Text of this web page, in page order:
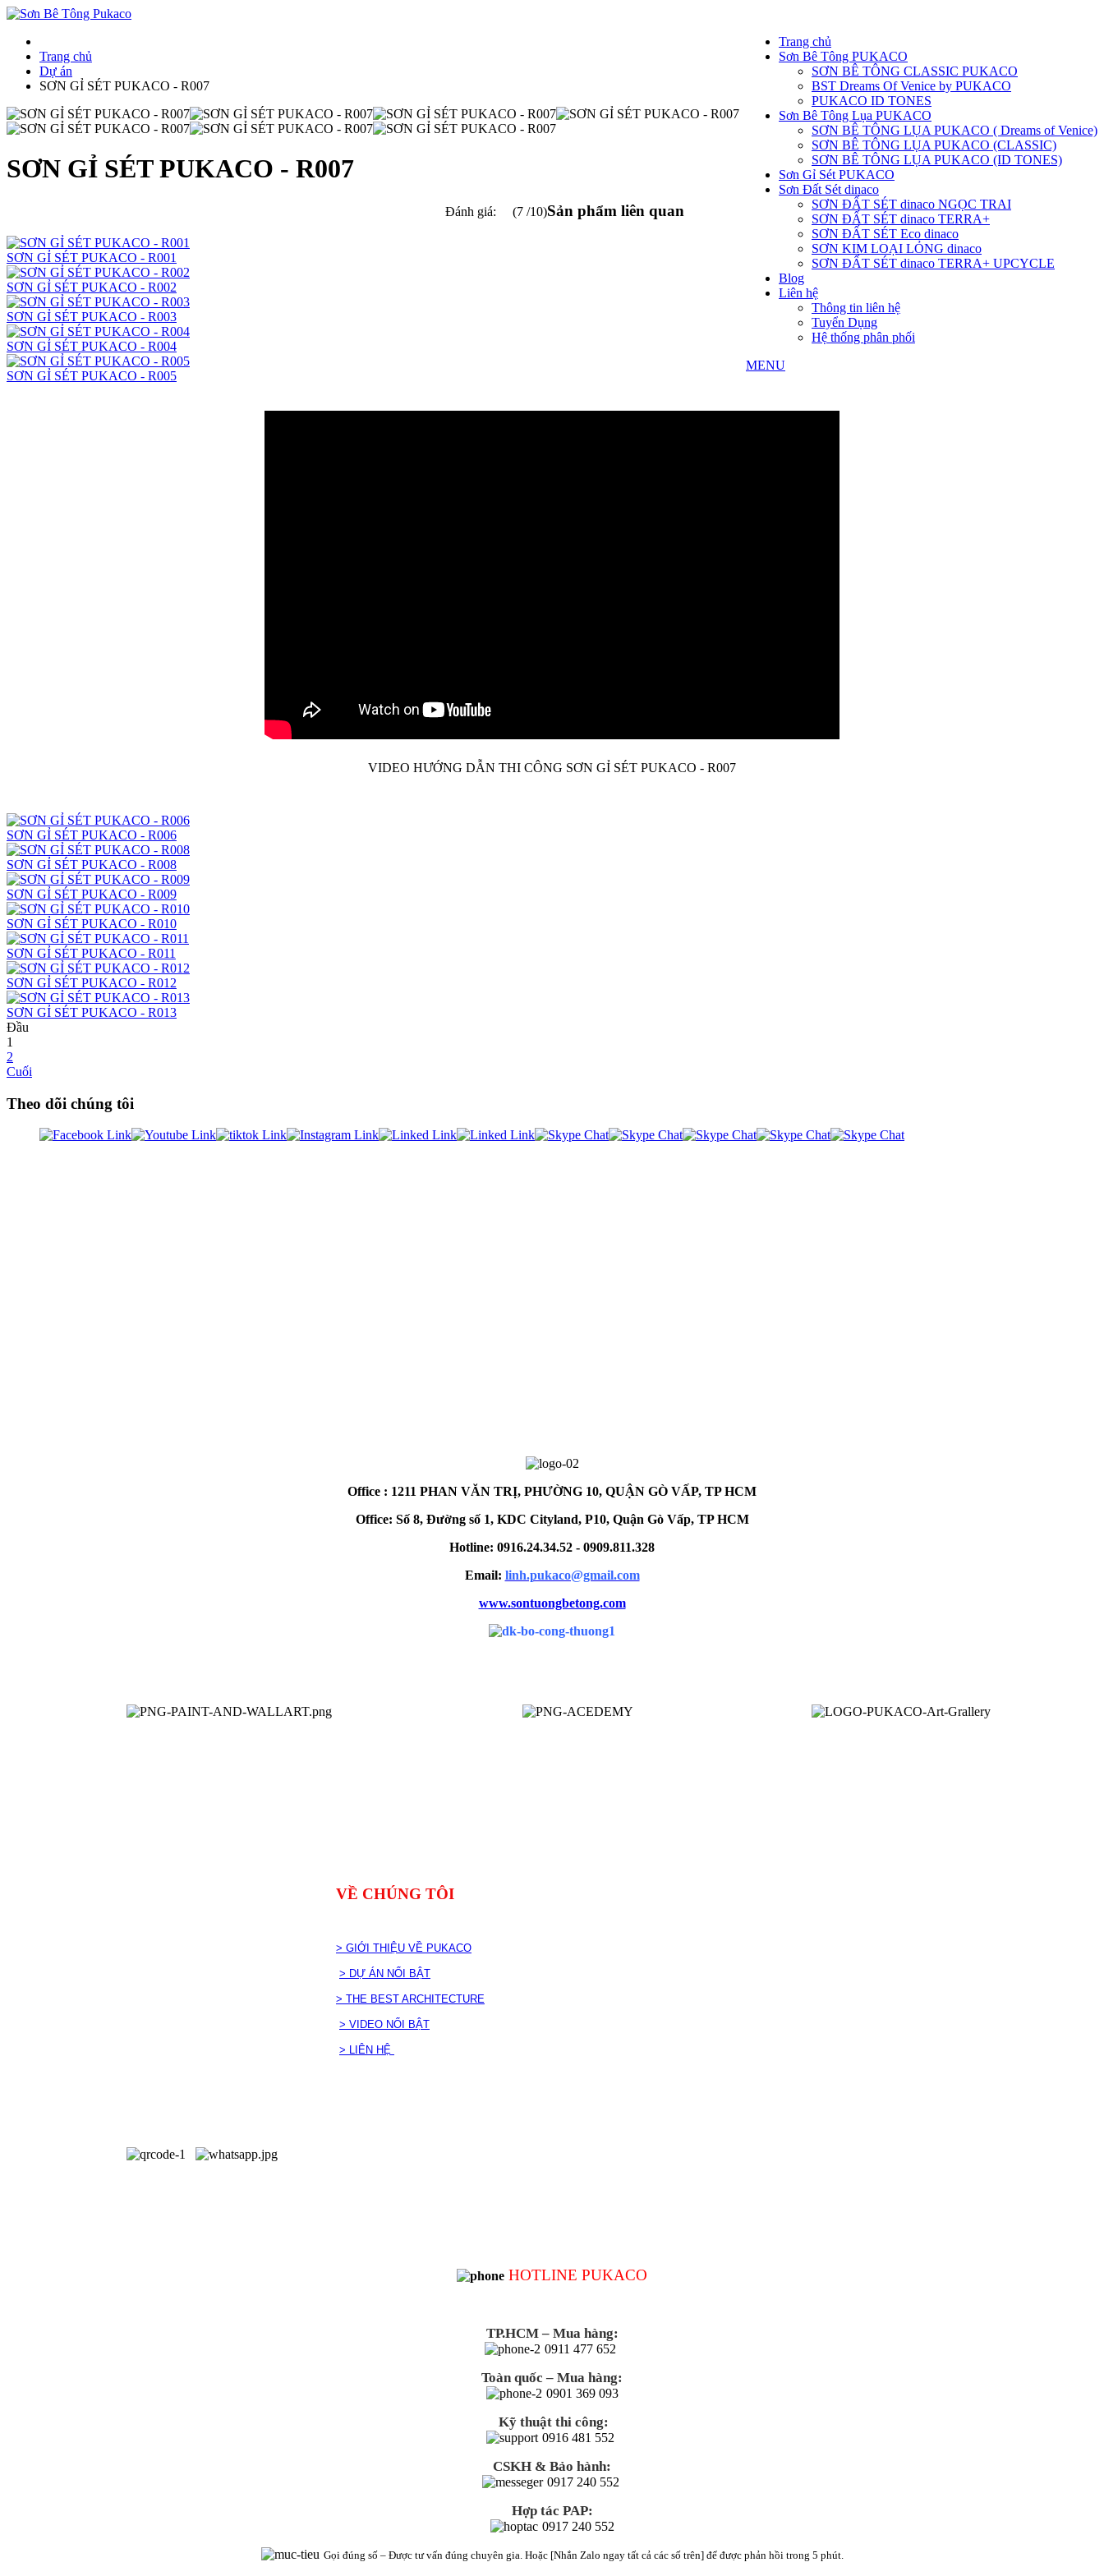
Trang chủ
Sơn Bê Tông PUKACO
SƠN BÊ TÔNG CLASSIC PUKACO
BST Dreams Of Venice by PUKACO
PUKACO ID TONES
Sơn Bê Tông Lụa PUKACO
SƠN BÊ TÔNG LỤA PUKACO ( Dreams of Venice)
SƠN BÊ TÔNG LỤA PUKACO (CLASSIC)
SƠN BÊ TÔNG LỤA PUKACO (ID TONES)
Sơn Gỉ Sét PUKACO
Sơn Đất Sét dinaco
SƠN ĐẤT SÉT dinaco NGỌC TRAI
SƠN ĐẤT SÉT dinaco TERRA+
SƠN ĐẤT SÉT Eco dinaco
SƠN KIM LOẠI LỎNG dinaco
SƠN ĐẤT SÉT dinaco TERRA+ UPCYCLE
Blog
Liên hệ
Thông tin liên hệ
Tuyển Dụng
Hệ thống phân phối
MENU
Trang chủ
Dự án
SƠN GỈ SÉT PUKACO - R007
SƠN GỈ SÉT PUKACO - R007
Đánh giá: (7 /10)
VIDEO HƯỚNG DẪN THI CÔNG SƠN GỈ SÉT PUKACO - R007
Sản phẩm liên quan
SƠN GỈ SÉT PUKACO - R001
SƠN GỈ SÉT PUKACO - R002
SƠN GỈ SÉT PUKACO - R003
SƠN GỈ SÉT PUKACO - R004
SƠN GỈ SÉT PUKACO - R005
SƠN GỈ SÉT PUKACO - R006
SƠN GỈ SÉT PUKACO - R008
SƠN GỈ SÉT PUKACO - R009
SƠN GỈ SÉT PUKACO - R010
SƠN GỈ SÉT PUKACO - R011
SƠN GỈ SÉT PUKACO - R012
SƠN GỈ SÉT PUKACO - R013
Đầu
1
2
Cuối
Theo dõi chúng tôi
Office : 1211 PHAN VĂN TRỊ, PHƯỜNG 10, QUẬN GÒ VẤP, TP HCM
Office: Số 8, Đường số 1, KDC Cityland, P10, Quận Gò Vấp, TP HCM
Hotline: 0916.24.34.52 - 0909.811.328
Email: linh.pukaco@gmail.com
www.sontuongbetong.com
VỀ CHÚNG TÔI
> GIỚI THIỆU VỀ PUKACO
> DỰ ÁN NỔI BẬT
> THE BEST ARCHITECTURE
> VIDEO NỔI BẬT
> LIÊN HỆ
HOTLINE PUKACO
TP.HCM – Mua hàng:
0911 477 652
Toàn quốc – Mua hàng:
0901 369 093
Kỹ thuật thi công:
0916 481 552
CSKH & Bảo hành:
0917 240 552
Hợp tác PAP:
0917 240 552
Gọi đúng số – Được tư vấn đúng chuyên gia. Hoặc [Nhắn Zalo ngay tất cả các số trên] để được phản hồi trong 5 phút.